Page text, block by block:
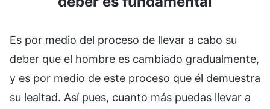
Es por medio del proceso de llevar a cabo su
deber que el hombre es cambiado gradualmente,
y es por medio de este proceso que él demuestra
su lealtad. Así pues, cuanto más puedas llevar a